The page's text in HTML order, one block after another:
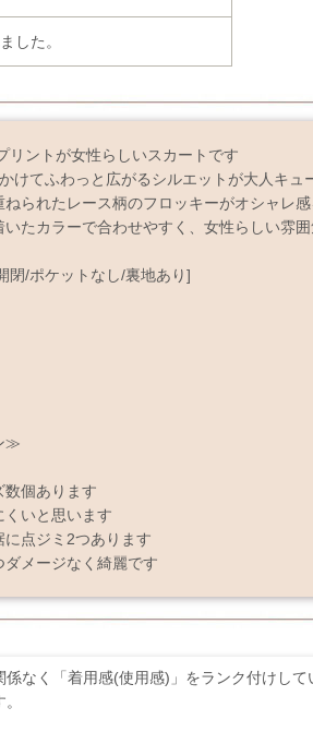
した。
ントが女性らしいスカートです
けてふわっと広がるシルエットが大人キュ
ねられたレース柄のフロッキーがオシャレ
いたカラーで合わせやすく、女性らしい雰
閉/ポケットなし/裏地あり]
≫
数個あります
いと思います
点ジミ2つあります
ダメージなく綺麗です
係なく「着用感(使用感)」をランク付けして